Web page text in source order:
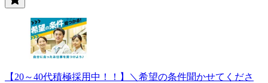
【20～40代積極採用中！！】＼希望の条件聞かせてくださ